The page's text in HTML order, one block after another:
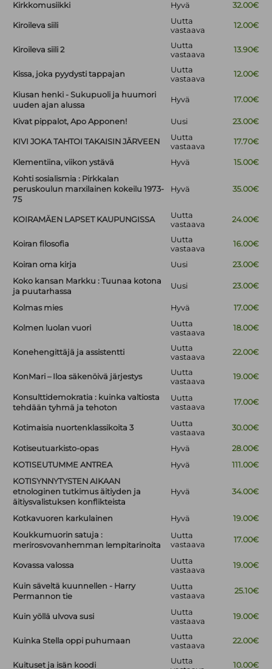
Kirkkomusiikki
Hyvä 32.00€
Kiroileva siili
Uutta
vastaava
12.00€
Kiroileva siili 2
Uutta
vastaava
13.90€
Kissa, joka pyydysti tappajan
Uutta
vastaava
12.00€
Kiusan henki - Sukupuoli ja huumori
uuden ajan alussa
Hyvä 17.00€
Kivat pippalot, Apo Apponen! Uusi 23.00€
KIVI JOKA TAHTOI TAKAISIN JÄRVEEN
Uutta
vastaava
17.70€
Klementiina, viikon ystävä Hyvä
15.00€
Kohti sosialismia : Pirkkalan
peruskoulun marxilainen kokeilu 1973-
75
Hyvä 35.00€
KOIRAMÄEN LAPSET KAUPUNGISSA
Uutta
vastaava
24.00€
Koiran filosofia
Uutta
vastaava
16.00€
Koiran oma kirja Uusi
23.00€
Koko kansan Markku : Tuunaa kotona
ja puutarhassa
Uusi 23.00€
Kolmas mies Hyvä 17.00€
Kolmen luolan vuori
Uutta
vastaava
18.00€
Konehengittäjä ja assistentti
Uutta
vastaava
22.00€
KonMari – Iloa säkenöivä järjestys
Uutta
vastaava
19.00€
Konsulttidemokratia : kuinka valtiosta
tehdään tyhmä ja tehoton
Uutta
vastaava
17.00€
Kotimaisia nuortenklassikoita 3
Uutta
vastaava
30.00€
Kotiseutuarkisto-opas Hyvä
28.00€
KOTISEUTUMME ANTREA
Hyvä
111.00€
KOTISYNNYTYSTEN AIKAAN
etnologinen tutkimus äitiyden ja
äitiysvalistuksen konflikteista
Hyvä 34.00€
Kotkavuoren karkulainen Hyvä
19.00€
Koukkumuorin satuja :
merirosvovanhemman lempitarinoita
Uutta
vastaava
17.00€
Kovassa valossa
Uutta
vastaava
19.00€
Kuin säveltä kuunnellen - Harry
Permannon tie
Uutta
vastaava
25.10€
Kuin yöllä ulvova susi
Uutta
vastaava
19.00€
Kuinka Stella oppi puhumaan
Uutta
vastaava
22.00€
Kuituset ja isän koodi
Uutta
10.00€